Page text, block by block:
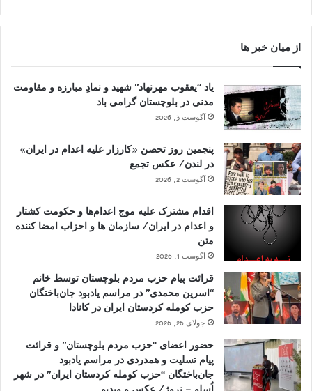
از میان خبر ها
یاد “یعقوب مهرنهاد” شهید و نمادِ مبارزه و مقاومت
مدنی در بلوچستان گرامی باد
آگوست 3, 2026
پنجمین روز تحصن «کارزار علیه اعدام در ایران»
در لندن/ عکس تجمع
آگوست 2, 2026
اقدام مشترک علیه موج اعدام‌ها و حکومت کشتار
و اعدام در ایران/ سازمان ها و احزاب امضا کننده
متن
آگوست 1, 2026
قرائت پیام حزب مردم بلوچستان توسط خانم
“اسرین محمدی” در مراسم یادبود جان‌باختگان
حزب کومله کردستان ایران در کانادا
جولای 26, 2026
حضور اعضای “حزب مردم بلوچستان” و قرائت
پیام تسلیت و همدردی در مراسم یادبود
جان‌باختگان “حزب کومله کردستان ایران” در شهر